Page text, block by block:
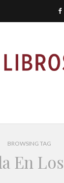
BROWSING TAG
En